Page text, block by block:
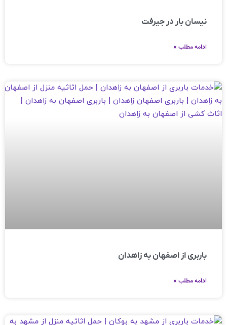
نیسان بار در جیرفت
ادامه مطلب »
باربری از اصفهان به زاهدان
ادامه مطلب »